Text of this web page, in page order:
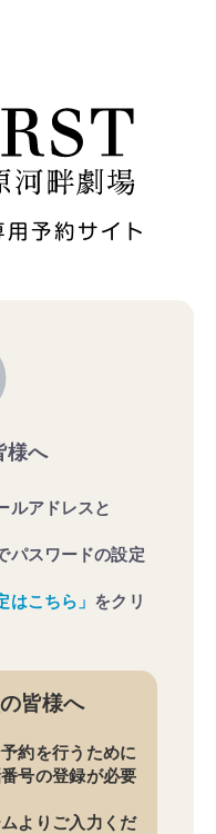
予約サイト
様へ
ルアドレスと
パスワードの設定
はこちら」 をクリ
皆様へ
約を行うために
号の登録が必要
よりご入力くだ